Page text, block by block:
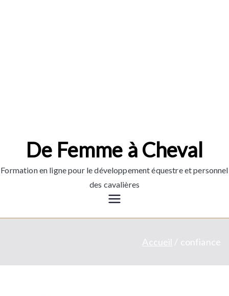
De Femme à Cheval
Formation en ligne pour le développement équestre et personnel
des cavalières
Accueil confiance